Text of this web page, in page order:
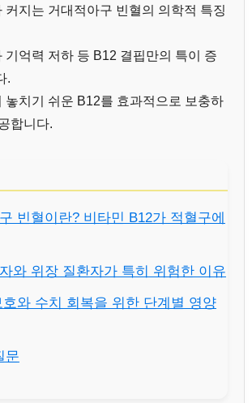
커지는 거대적아구 빈혈의 의학적 특징
기억력 저하 등 B12 결핍만의 특이 증
.
놓치기 쉬운 B12를 효과적으로 보충하
합니다.
빈혈이란? 비타민 B12가 적혈구에
와 위장 질환자가 특히 위험한 이유
와 수치 회복을 위한 단계별 영양
문